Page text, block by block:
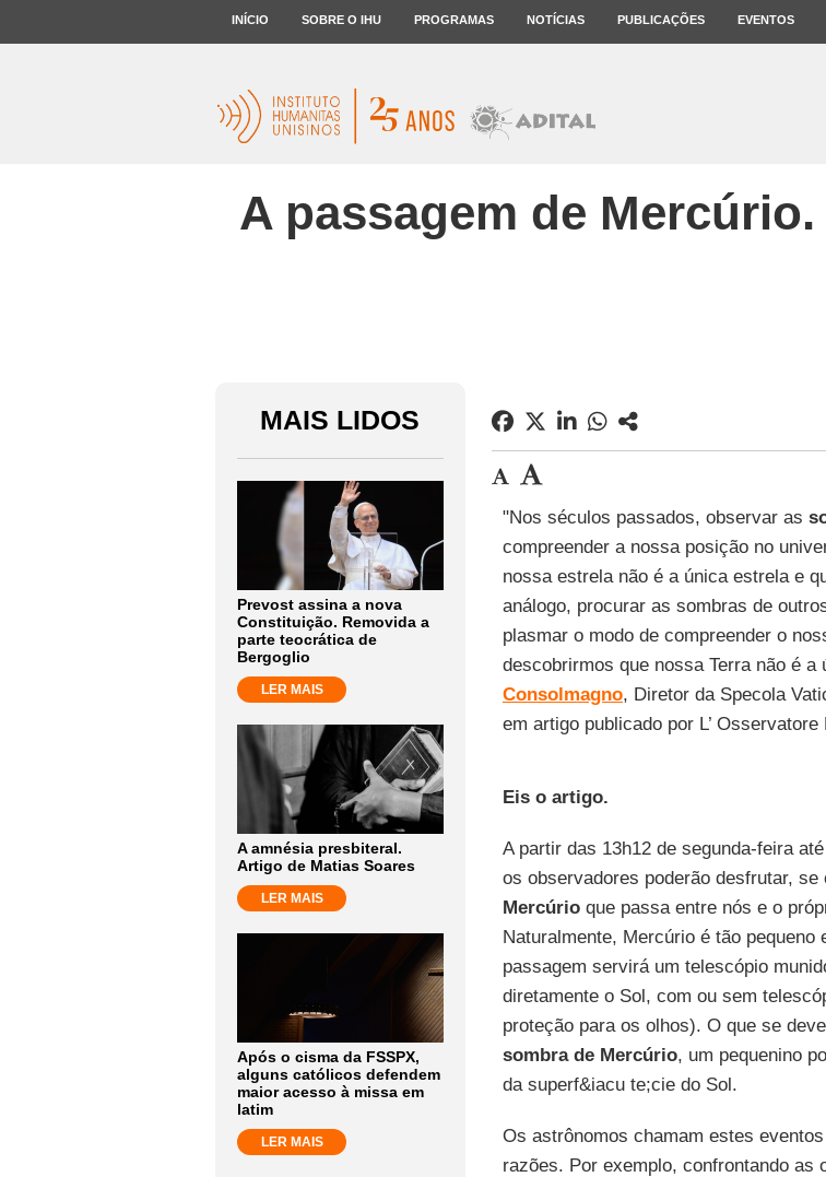
INÍCIO SOBRE O IHU PROGRAMAS NOTÍCIAS PUBLICAÇÕES EVENTOS
A passagem de
MAIS LIDOS
Prevost assina a nova
Constituição. Removida a
parte teocrática de
Bergoglio
LER MAIS
A amnésia presbiteral.
Artigo de Matias Soares
LER MAIS
Após o cisma da FSSPX,
alguns católicos defendem
maior acesso à missa em
latim
LER MAIS
"Nos séculos passados, observar as
compreender a nossa posição no
nossa estrela não é a única estrela e
análogo, procurar as sombras de
plasmar o modo de compreender o
descobrirmos que nossa Terra não é
Consolmagno, Diretor da Specola
em artigo publicado por L’
Eis o artigo.
A partir das 13h12 de segunda-feira
os observadores poderão desfrutar,
Mercúrioque passa entre nós e o
Naturalmente, Mercúrio é tão
passagem servirá um telescópio
diretamente o Sol, com ou sem
proteção para os olhos). O que se
sombra de Mercúrio, um pequenino
da superf&iacu te;cie do Sol.
Os astrônomos chamam estes eventos
razões. Por exemplo, confrontando